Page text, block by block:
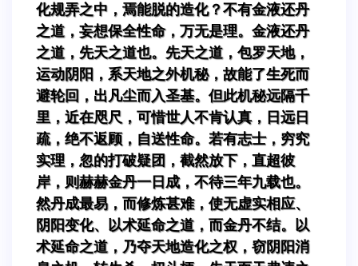
化规弄之中，焉能脱的造化？不有金液还丹
之道，妄想保全性命，万无是理。金液还丹
之道，先天之道也。先天之道，包罗天地，
运动阴阳，系天地之外机秘，故能了生死而
避轮回，出凡尘而入圣基。但此机秘远隔千
里，近在咫尺，可惜世人不肯认真，日远日
疏，绝不返顾，自送性命。若有志士，穷究
实理，忽的打破疑团，截然放下，直超彼
岸，则赫赫金丹一日成，不待三年九载也。
然丹成最易，而修炼甚难，使无虚实相应、
阴阳变化、以术延命之道，而金丹不结。以
术延命之道，乃夺天地造化之权，窃阴阳消